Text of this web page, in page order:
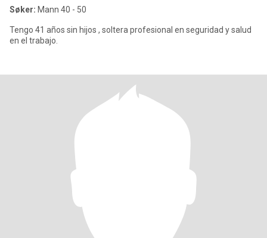
Søker: Mann 40 - 50
Tengo 41 años sin hijos , soltera profesional en seguridad y salud
en el trabajo.